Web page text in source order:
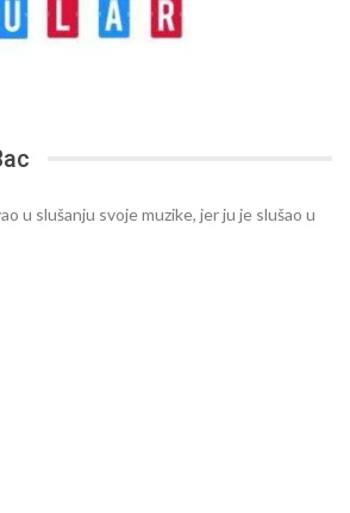
u slušanju svoje muzike, jer ju je slušao u